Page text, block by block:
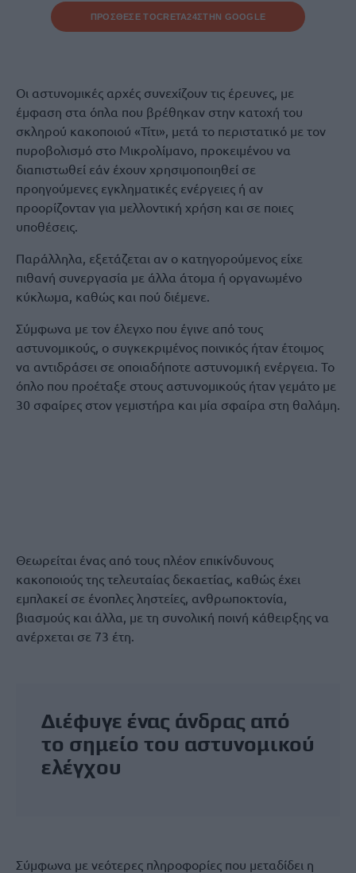
ΠΡΟΣΘΕΣΕ ΤΟCRETA24ΣΤΗΝ GOOGLE
Οι αστυνομικές αρχές συνεχίζουν τις έρευνες, με
έμφαση στα όπλα που βρέθηκαν στην κατοχή του
σκληρού κακοποιού «Τίτι», μετά το περιστατικό με τον
πυροβολισμό στο Μικρολίμανο, προκειμένου να
διαπιστωθεί εάν έχουν χρησιμοποιηθεί σε
προηγούμενες εγκληματικές ενέργειες ή αν
προορίζονταν για μελλοντική χρήση και σε ποιες
υποθέσεις.
Παράλληλα, εξετάζεται αν ο κατηγορούμενος είχε
πιθανή συνεργασία με άλλα άτομα ή οργανωμένο
κύκλωμα, καθώς και πού διέμενε.
Σύμφωνα με τον έλεγχο που έγινε από τους
αστυνομικούς, ο συγκεκριμένος ποινικός ήταν έτοιμος
να αντιδράσει σε οποιαδήποτε αστυνομική ενέργεια. Το
όπλο που προέταξε στους αστυνομικούς ήταν γεμάτο με
30 σφαίρες στον γεμιστήρα και μία σφαίρα στη θαλάμη.
Θεωρείται ένας από τους πλέον επικίνδυνους
κακοποιούς της τελευταίας δεκαετίας, καθώς έχει
εμπλακεί σε ένοπλες ληστείες, ανθρωποκτονία,
βιασμούς και άλλα, με τη συνολική ποινή κάθειρξης να
ανέρχεται σε 73 έτη.
Διέφυγε ένας άνδρας από
το σημείο του αστυνομικού
ελέγχου
Σύμφωνα με νεότερες πληροφορίες που μεταδίδει η